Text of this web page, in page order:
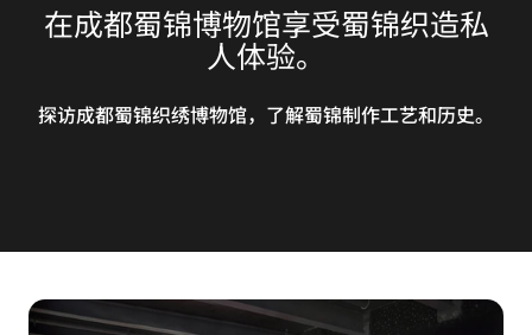
在成都蜀锦博物馆享受蜀锦织造私
人体验。
探访成都蜀锦织绣博物馆，了解蜀锦制作工艺和历史。